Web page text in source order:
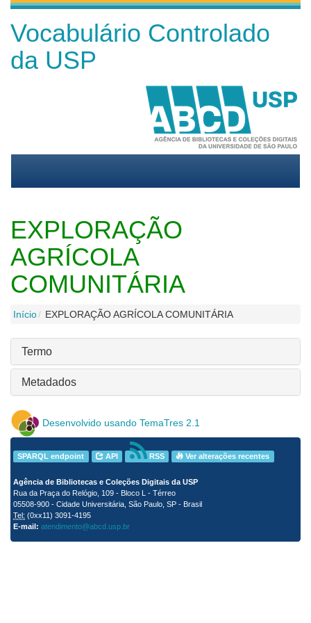
Vocabulário Controlado
da USP
EXPLORAÇÃO
AGRÍCOLA
COMUNITÁRIA
Início EXPLORAÇÃO AGRÍCOLA COMUNITÁRIA
Termo
Metadados
Desenvolvido usando TemaTres 2.1
SPARQL endpoint API RSS Ver alterações recentes
Agência de Bibliotecas e Coleções Digitais da USP
Rua da Praça do Relógio, 109 - Bloco L - Térreo
05508-900 - Cidade Universitária, São Paulo, SP - Brasil
Tel: (0xx11) 3091-4195
E-mail: atendimento@abcd.usp.br